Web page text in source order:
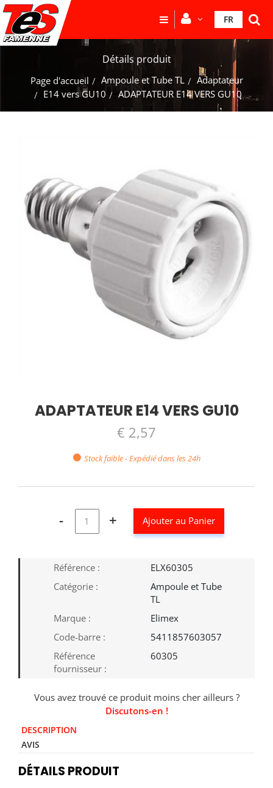
FR
Détails produit
Page d'accueil Ampoule et Tube TL
Adaptateur
E14 vers GU10
ADAPTATEUR E14 VERS GU10
ADAPTATEUR E14 VERS GU10
€ 2,57
Stock faible - Expédié dans les 24h
- + Ajouter au Panier
Référence :
ELX60305
Catégorie :
Ampoule et Tube
TL
Marque :
Elimex
Code-barre :
5411857603057
Référence
fournisseur :
60305
Vous avez trouvé ce produit moins cher ailleurs ?
Discutons-en !
DESCRIPTION
AVIS
DÉTAILS PRODUIT